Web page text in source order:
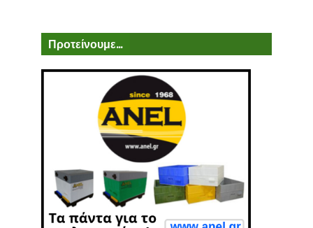
Προτείνουμε...